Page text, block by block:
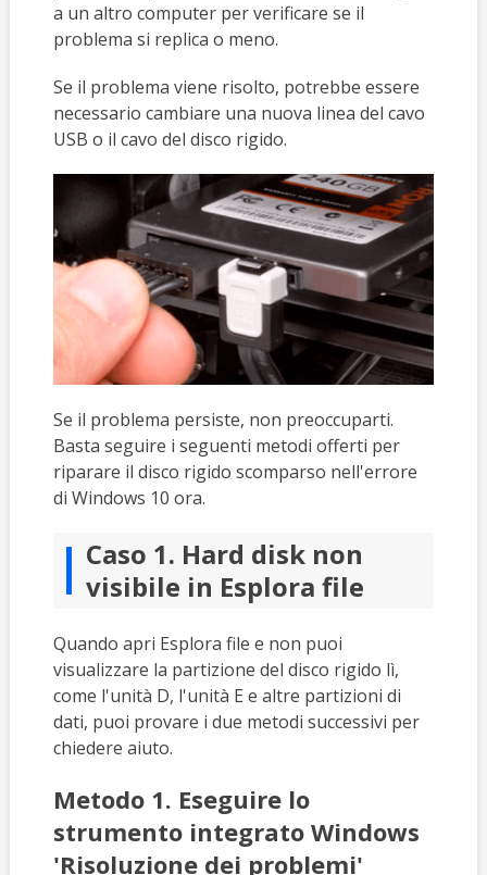
a un altro computer per verificare se il
problema si replica o meno.
Se il problema viene risolto, potrebbe essere
necessario cambiare una nuova linea del cavo
USB o il cavo del disco rigido.
Se il problema persiste, non preoccuparti.
Basta seguire i seguenti metodi offerti per
riparare il disco rigido scomparso nell'errore
di Windows 10 ora.
Caso 1. Hard disk non
visibile in Esplora file
Quando apri Esplora file e non puoi
visualizzare la partizione del disco rigido lì,
come l'unità D, l'unità E e altre partizioni di
dati, puoi provare i due metodi successivi per
chiedere aiuto.
Metodo 1. Eseguire lo
strumento integrato Windows
'Risoluzione dei problemi'